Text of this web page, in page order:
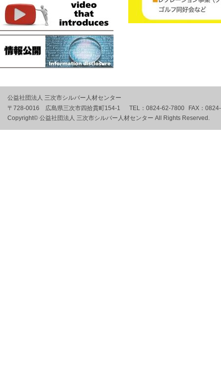
公益社団法人 三次市シルバー人材センター
〒728-0016 広島県三次市四拾貫町154-1
TEL： 0824-62-7800 FAX：
Copyright© 公益社団法人 三次市シルバー人材センター All Rights Reserved.